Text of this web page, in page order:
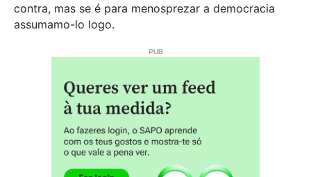
contra, mas se é para menosprezar a democracia
assumamo-lo logo.